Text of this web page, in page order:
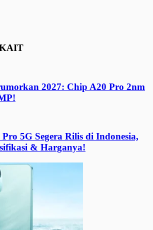
2027: Chip A20 Pro 2nm
5G Segera Rilis di Indonesia,
& Harganya!